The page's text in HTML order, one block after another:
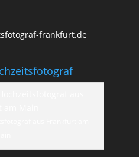
frankfurt.de